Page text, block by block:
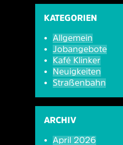
KATEGORIEN
Allgemein
Jobangebote
Kafé Klinker
Neuigkeiten
Straßenbahn
ARCHIV
April 2026